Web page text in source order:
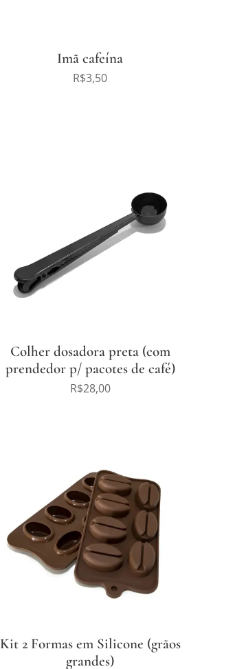
Imã cafeína
R$3,50
Colher dosadora preta (com
prendedor p/ pacotes de café)
R$28,00
Kit 2 Formas em Silicone (grãos
grandes)